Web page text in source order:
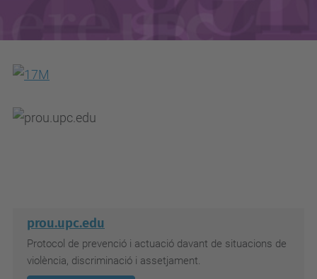
prou.upc.edu
Protocol de prevenció i actuació davant de situacions de
violència, discriminació i assetjament.